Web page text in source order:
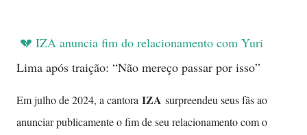
💔 IZA anuncia fim do relacionamento com Yuri
Lima após traição: “Não mereço passar por isso”
Em julho de 2024, a cantora IZA surpreendeu seus fãs ao
anunciar publicamente o fim de seu relacionamento com o